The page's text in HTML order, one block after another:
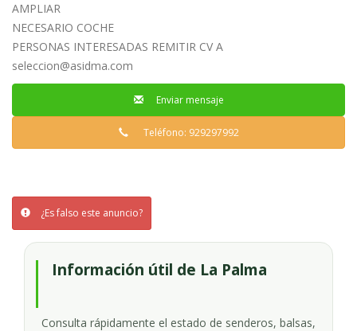
AMPLIAR
NECESARIO COCHE
PERSONAS INTERESADAS REMITIR CV A
seleccion@asidma.com
Enviar mensaje
Teléfono: 929297992
¿Es falso este anuncio?
Información útil de La Palma
Consulta rápidamente el estado de senderos, balsas,